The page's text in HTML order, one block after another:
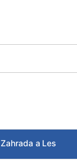
Zahrada a Les